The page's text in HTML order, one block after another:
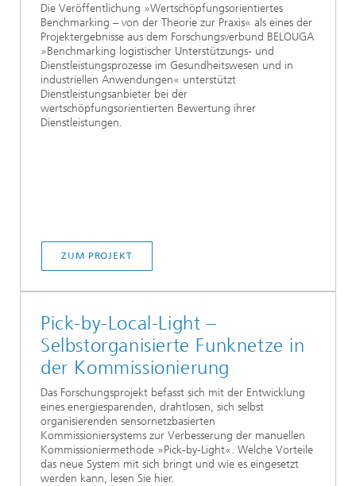
Die Veröffentlichung »Wertschöpfungsorientiertes
Benchmarking – von der Theorie zur Praxis« als eines der
Projektergebnisse aus dem Forschungsverbund BELOUGA
»Benchmarking logistischer Unterstützungs- und
Dienstleistungsprozesse im Gesundheitswesen und in
industriellen Anwendungen« unterstützt
Dienstleistungsanbieter bei der
wertschöpfungsorientierten Bewertung ihrer
Dienstleistungen.
ZUM PROJEKT
Pick-by-Local-Light –
Selbstorganisierte Funknetze in
der Kommissionierung
Das Forschungsprojekt befasst sich mit der Entwicklung
eines energiesparenden, drahtlosen, sich selbst
organisierenden sensornetzbasierten
Kommissioniersystems zur Verbesserung der manuellen
Kommissioniermethode »Pick-by-Light«. Welche Vorteile
das neue System mit sich bringt und wie es eingesetzt
werden kann, lesen Sie hier.